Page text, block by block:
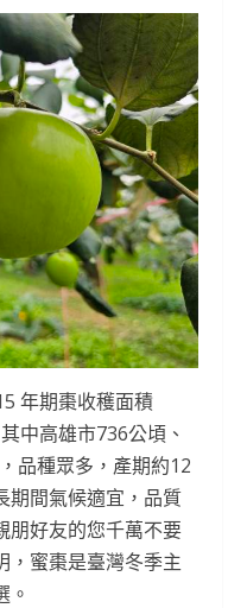
年期棗收穫面積
中高雄市736公頃、
品種眾多，產期約12
期間氣候適宜，品質
朋好友的您千萬不要
，蜜棗是臺灣冬季主
。